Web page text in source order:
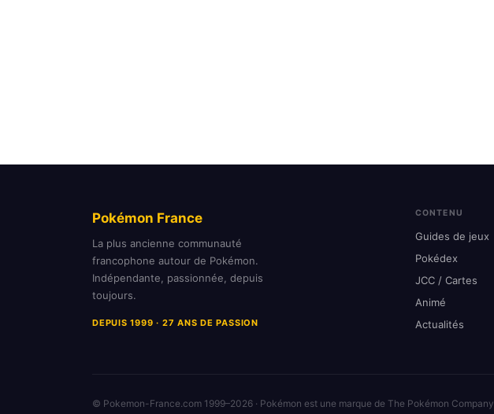
Pokémon France
La plus ancienne communauté
francophone autour de Pokémon.
Indépendante, passionnée, depuis
toujours.
DEPUIS 1999 · 27 ANS DE PASSION
CONTENU
Guides de jeux
Pokédex
JCC / Cartes
Animé
Actualités
© Pokemon-France.com 1999–2026 · Pokémon est une marque de The Pokémon Company